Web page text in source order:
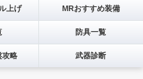
上げ MRおすすめ装備
防具一覧
攻略 武器診断